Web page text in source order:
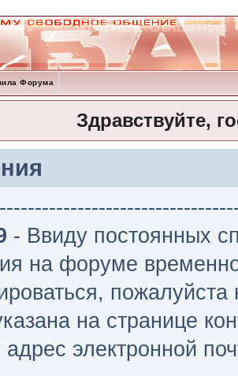
Форума
Здравствуйте,
- Ввиду постоянных
на форуме
на странице
электронной